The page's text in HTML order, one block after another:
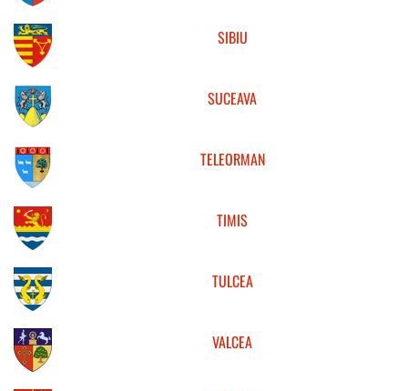
SIBIU
SUCEAVA
TELEORMAN
TIMIS
TULCEA
VALCEA